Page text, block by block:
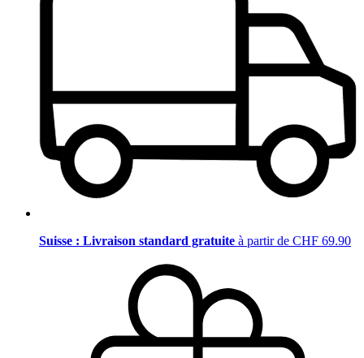
Suisse : Livraison standard gratuite à partir de CHF 69.90